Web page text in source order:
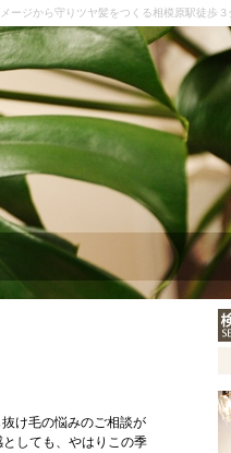
ージから守りツヤ髪をつくる相模原駅徒歩
け毛の悩みのご相談が
しても、やはりこの季